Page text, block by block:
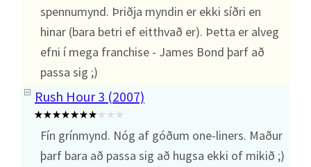
spennumynd. Þriðja myndin er ekki síðri en
hinar (bara betri ef eitthvað er). Þetta er alveg
efni í mega franchise - James Bond þarf að
passa sig ;)
Rush Hour 3 (2007)
Fín grínmynd. Nóg af góðum one-liners. Maður
þarf bara að passa sig að hugsa ekki of mikið ;)